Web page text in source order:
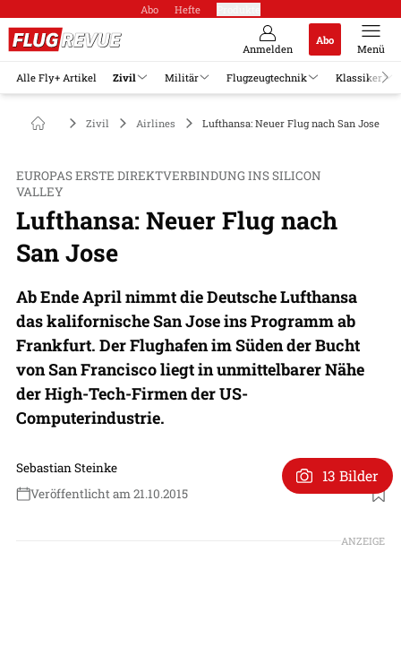
Abo Hefte
Anmelden
Abo
Menü
Alle Fly+ Artikel Zivil Militär Flugzeugtechnik Klassiker
Zivil Airlines Lufthansa: Neuer Flug nach San Jose
EUROPAS ERSTE DIREKTVERBINDUNG INS SILICON
VALLEY
Lufthansa: Neuer Flug nach
San Jose
Ab Ende April nimmt die Deutsche Lufthansa
das kalifornische San Jose ins Programm ab
Frankfurt. Der Flughafen im Süden der Bucht
von San Francisco liegt in unmittelbarer Nähe
der High-Tech-Firmen der US-
Computerindustrie.
Sebastian Steinke
Veröffentlicht am 21.10.2015
13 Bilder
ANZEIGE